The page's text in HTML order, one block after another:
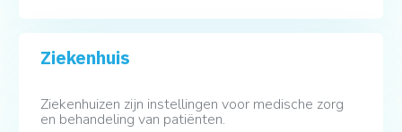
Ziekenhuis
Ziekenhuizen zijn instellingen voor medische zorg
en behandeling van patiënten.